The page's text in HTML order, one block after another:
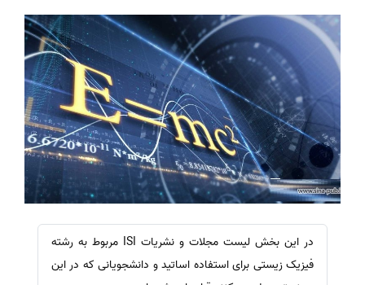
در این بخش لیست مجلات و نشریات ISI مربوط به رشته
فیزیک زیستی برای استفاده اساتید و دانشجویانی که در این